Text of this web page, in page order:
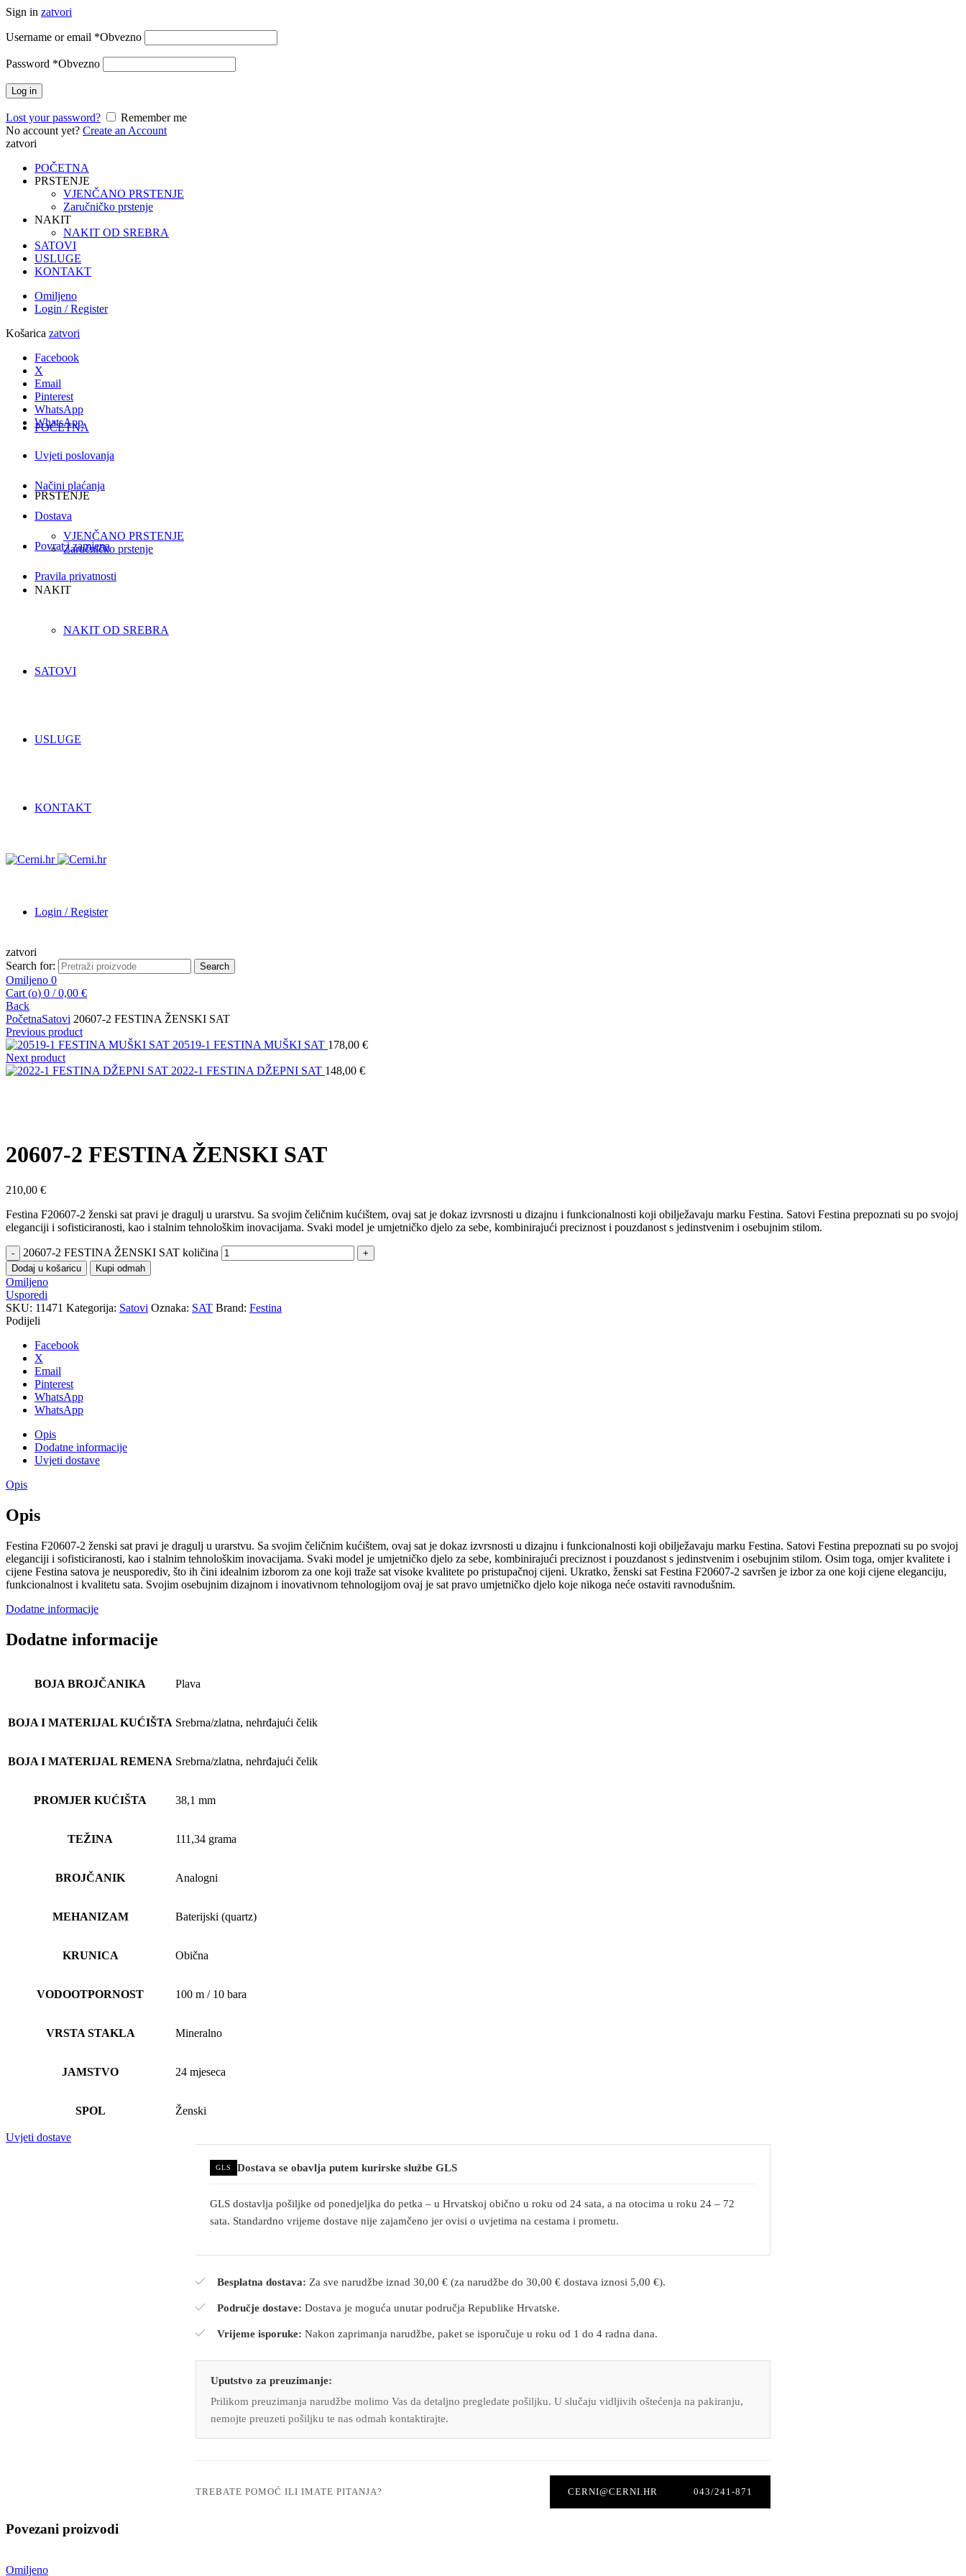
Sign in zatvori
Username or email *Obvezno
Password *Obvezno
Log in
Lost your password?
Remember me
No account yet? Create an Account
zatvori
POČETNA
PRSTENJE
VJENČANO PRSTENJE
Zaručničko prstenje
NAKIT
NAKIT OD SREBRA
SATOVI
USLUGE
KONTAKT
Omiljeno
Login / Register
Košarica zatvori
Facebook
X
Email
Pinterest
WhatsApp
WhatsApp
Uvjeti poslovanja
Načini plaćanja
Dostava
Povrat i zamjena
Pravila privatnosti
POČETNA
PRSTENJE
VJENČANO PRSTENJE
Zaručničko prstenje
NAKIT
NAKIT OD SREBRA
SATOVI
USLUGE
KONTAKT
Login / Register
zatvori
Search for:
Search
Omiljeno 0
Cart (o) 0 / 0,00 €
Back
PočetnaSatovi 20607-2 FESTINA ŽENSKI SAT
Previous product
20519-1 FESTINA MUŠKI SAT 178,00 €
Next product
2022-1 FESTINA DŽEPNI SAT 148,00 €
20607-2 FESTINA ŽENSKI SAT
210,00 €
Festina F20607-2 ženski sat pravi je dragulj u urarstvu. Sa svojim čeličnim kućištem, ovaj sat je dokaz izvrsnosti u dizajnu i funkcionalnosti koji obilježavaju marku Festina. Satovi Festina prepoznati su po svojoj
eleganciji i sofisticiranosti, kao i stalnim tehnološkim inovacijama. Svaki model je umjetničko djelo za sebe, kombinirajući preciznost i pouzdanost s jedinstvenim i osebujnim stilom.
20607-2 FESTINA ŽENSKI SAT količina
Dodaj u košaricu Kupi odmah
Omiljeno
Usporedi
SKU: 11471 Kategorija: Satovi Oznaka: SAT Brand: Festina
Podijeli
Facebook
X
Email
Pinterest
WhatsApp
WhatsApp
Opis
Dodatne informacije
Uvjeti dostave
Opis
Opis
Festina F20607-2 ženski sat pravi je dragulj u urarstvu. Sa svojim čeličnim kućištem, ovaj sat je dokaz izvrsnosti u dizajnu i funkcionalnosti koji obilježavaju marku Festina. Satovi Festina prepoznati su po svojoj
eleganciji i sofisticiranosti, kao i stalnim tehnološkim inovacijama. Svaki model je umjetničko djelo za sebe, kombinirajući preciznost i pouzdanost s jedinstvenim i osebujnim stilom. Osim toga, omjer kvalitete i
cijene Festina satova je neusporediv, što ih čini idealnim izborom za one koji traže sat visoke kvalitete po pristupačnoj cijeni. Ukratko, ženski sat Festina F20607-2 savršen je izbor za one koji cijene eleganciju,
funkcionalnost i kvalitetu sata. Svojim osebujnim dizajnom i inovativnom tehnologijom ovaj je sat pravo umjetničko djelo koje nikoga neće ostaviti ravnodušnim.
Dodatne informacije
Dodatne informacije
BOJA BROJČANIKA Plava
BOJA I MATERIJAL KUĆIŠTA Srebrna/zlatna, nehrđajući čelik
BOJA I MATERIJAL REMENA Srebrna/zlatna, nehrđajući čelik
PROMJER KUĆIŠTA 38,1 mm
TEŽINA 111,34 grama
BROJČANIK Analogni
MEHANIZAM Baterijski (quartz)
KRUNICA Obična
VODOOTPORNOST 100 m / 10 bara
VRSTA STAKLA Mineralno
JAMSTVO 24 mjeseca
SPOL Ženski
Uvjeti dostave
GLS Dostava se obavlja putem kurirske službe GLS
GLS dostavlja pošiljke od ponedjeljka do petka – u Hrvatskoj obično u roku od 24 sata, a na otocima u roku 24 – 72
sata. Standardno vrijeme dostave nije zajamčeno jer ovisi o uvjetima na cestama i prometu.
Besplatna dostava: Za sve narudžbe iznad 30,00 € (za narudžbe do 30,00 € dostava iznosi 5,00 €).
Područje dostave: Dostava je moguća unutar područja Republike Hrvatske.
Vrijeme isporuke: Nakon zaprimanja narudžbe, paket se isporučuje u roku od 1 do 4 radna dana.
Uputstvo za preuzimanje:
Prilikom preuzimanja narudžbe molimo Vas da detaljno pregledate pošiljku. U slučaju vidljivih oštećenja na pakiranju,
nemojte preuzeti pošiljku te nas odmah kontaktirajte.
TREBATE POMOĆ ILI IMATE PITANJA? CERNI@CERNI.HR 043/241-871
Povezani proizvodi
Omiljeno